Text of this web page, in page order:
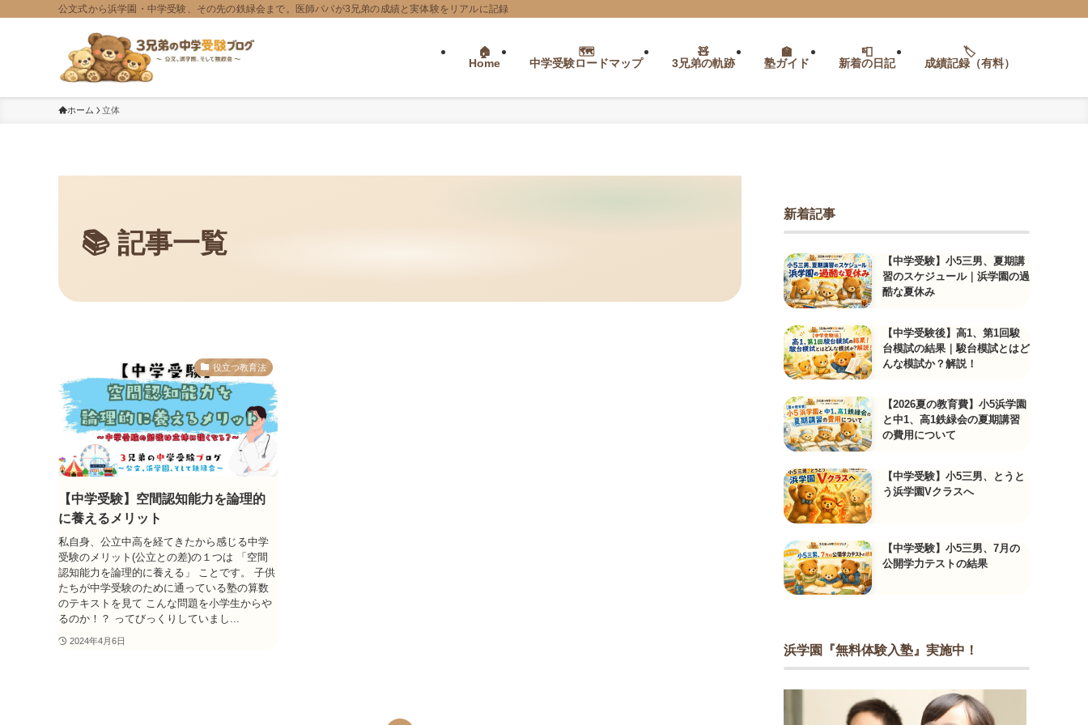
公文式から浜学園・中学受験、その先の鉄緑会まで。医師パパが3兄弟の成績と実体験をリアルに記録
Home 中学受験ロードマップ 3兄弟の軌跡 塾ガイド 新着の日記 成績記録（有料）
ホーム 立体
役立つ教育法
【中学受験】空間認知能力を論理的
に養えるメリット
私自身、公立中高を経てきたから感じる中学
受験のメリット(公立との差)の１つは 「空間
認知能力を論理的に養える」 ことです。 子供
たちが中学受験のために通っている塾の算数
のテキストを見て こんな問題を小学生からや
るのか！？ ってびっくりしていまし...
2024年4月6日
新着記事
【中学受験】小5三男、夏期講
習のスケジュール｜浜学園の過
酷な夏休み
【中学受験後】高1、第1回駿
台模試の結果｜駿台模試とはど
んな模試か？解説！
【2026夏の教育費】小5浜学園
と中1、高1鉄緑会の夏期講習
の費用について
【中学受験】小5三男、とうと
う浜学園Vクラスへ
【中学受験】小5三男、7月の
公開学力テストの結果
浜学園『無料体験入塾』実施中！